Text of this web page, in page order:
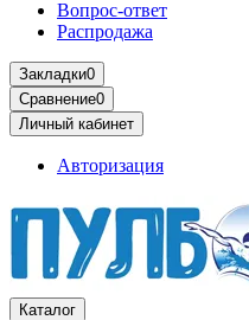
Вопрос-ответ
Распродажа
Закладки0
Сравнение0
Личный кабинет
Авторизация
Каталог